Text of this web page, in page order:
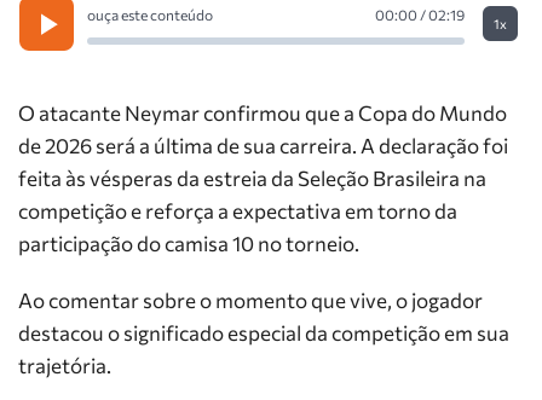
ouça este conteúdo 00:00 / 02:19
1x
O atacante Neymar confirmou que a Copa do Mundo
de 2026 será a última de sua carreira. A declaração foi
feita às vésperas da estreia da Seleção Brasileira na
competição e reforça a expectativa em torno da
participação do camisa 10 no torneio.
Ao comentar sobre o momento que vive, o jogador
destacou o significado especial da competição em sua
trajetória.